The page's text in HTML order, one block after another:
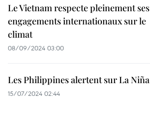
Le Vietnam respecte pleinement ses
engagements internationaux sur le
climat
08/09/2024 03:00
Les Philippines alertent sur La Niña
15/07/2024 02:44